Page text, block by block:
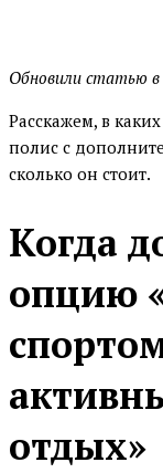
Обновили статью в
Расскажем, в
полис с
сколько он стоит.
Когда
опцию
отдых»